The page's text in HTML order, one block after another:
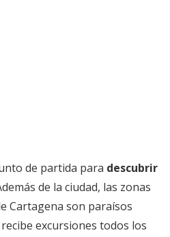
de partida para descubrir
de la ciudad, las zonas
Cartagena son paraísos
excursiones todos los